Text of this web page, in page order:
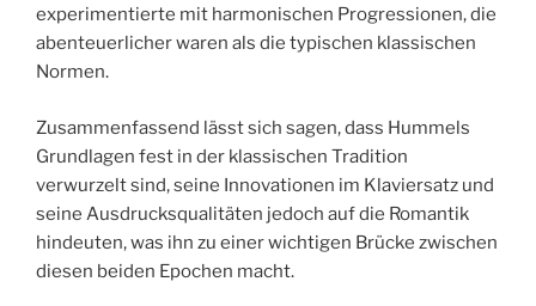
experimentierte mit harmonischen Progressionen, die
abenteuerlicher waren als die typischen klassischen
Normen.
Zusammenfassend lässt sich sagen, dass Hummels
Grundlagen fest in der klassischen Tradition
verwurzelt sind, seine Innovationen im Klaviersatz und
seine Ausdrucksqualitäten jedoch auf die Romantik
hindeuten, was ihn zu einer wichtigen Brücke zwischen
diesen beiden Epochen macht.